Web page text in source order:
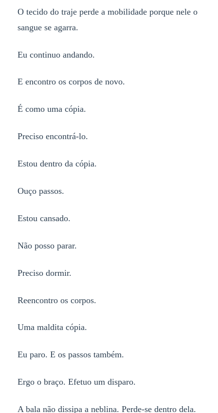
O tecido do traje perde a mobilidade porque nele o
sangue se agarra.
Eu continuo andando.
E encontro os corpos de novo.
É como uma cópia.
Preciso encontrá-lo.
Estou dentro da cópia.
Ouço passos.
Estou cansado.
Não posso parar.
Preciso dormir.
Reencontro os corpos.
Uma maldita cópia.
Eu paro. E os passos também.
Ergo o braço. Efetuo um disparo.
A bala não dissipa a neblina. Perde-se dentro dela.